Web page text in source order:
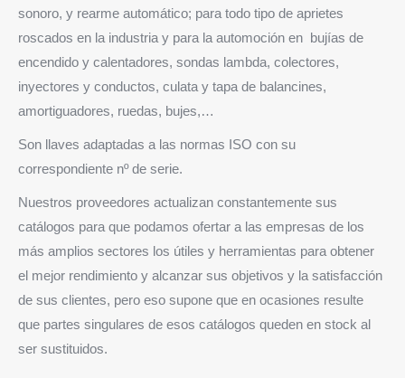
sonoro, y rearme automático; para todo tipo de aprietes
roscados en la industria y para la automoción en bujías de
encendido y calentadores, sondas lambda, colectores,
inyectores y conductos, culata y tapa de balancines,
amortiguadores, ruedas, bujes,…
Son llaves adaptadas a las normas ISO con su
correspondiente nº de serie.
Nuestros proveedores actualizan constantemente sus
catálogos para que podamos ofertar a las empresas de los
más amplios sectores los útiles y herramientas para obtener
el mejor rendimiento y alcanzar sus objetivos y la satisfacción
de sus clientes, pero eso supone que en ocasiones resulte
que partes singulares de esos catálogos queden en stock al
ser sustituidos.